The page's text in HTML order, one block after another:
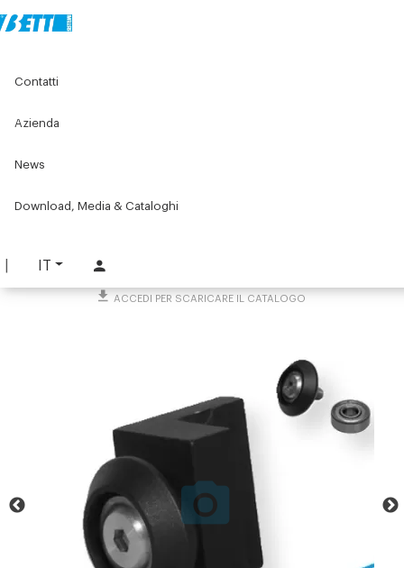
IT
Contatti
Azienda
News
Download, Media & Cataloghi
Espulsori, accessori e altro
Blocchetto di scorrimento
ACCEDI PER SCARICARE IL CATALOGO